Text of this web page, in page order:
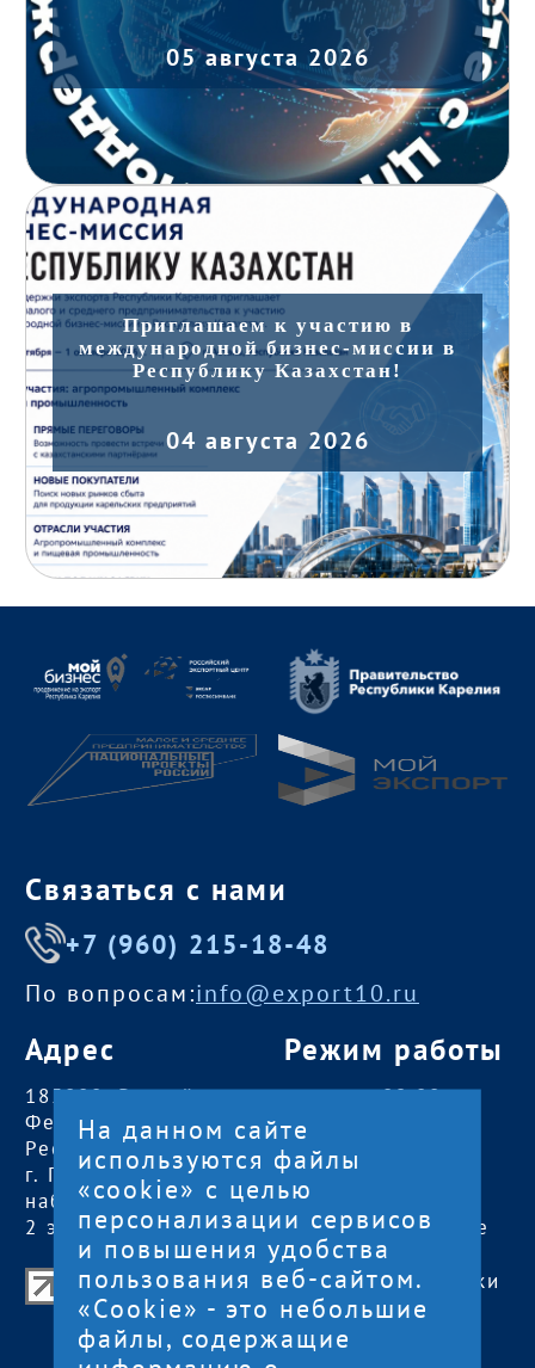
05 августа 2026
Приглашаем к участию в
международной бизнес-миссии в
Республику Казахстан!
04 августа 2026
Связаться с нами
+7 (960) 215-18-48
По вопросам:info@export10.ru
Адрес
185000, Российская
Федерация,
Республика Карелия
г. Петрозаводск,
наб. Гюллинга, 11 /
2 этаж, офис 2
Режим работы
пн — чт:09:00 —
18:00
пт:09:00 — 17:00
обед с 13:00 до
14:00
сб, вс— выходные
Центр поддержки экспорта Республики
Карелия
© 2012—2024
На данном сайте
используются файлы
«cookie» с целью
персонализации сервисов
и повышения удобства
пользования веб-сайтом.
«Cookie» - это небольшие
файлы, содержащие